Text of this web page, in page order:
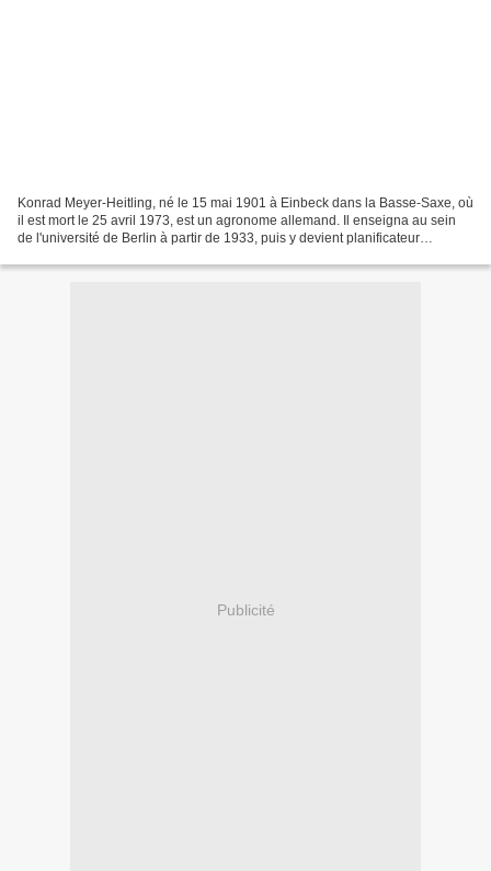
Konrad Meyer-Heitling, né le 15 mai 1901 à Einbeck dans la Basse-Saxe, où
il est mort le 25 avril 1973, est un agronome allemand. Il enseigna au sein
de l'université de Berlin à partir de 1933, puis y devient planificateur
Publicité